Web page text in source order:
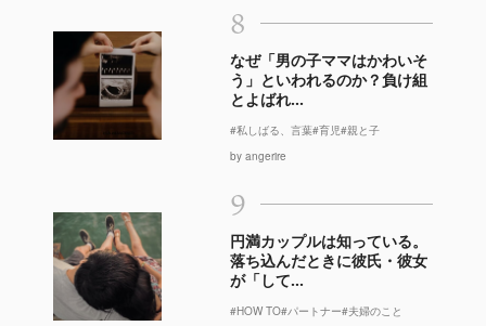
8
なぜ「男の子ママはかわいそ
う」といわれるのか？負け組
とよばれ...
#私しばる、言葉#育児#親と子
by angerire
9
円満カップルは知っている。
落ち込んだときに彼氏・彼女
が「して...
#HOW TO#パートナー#夫婦のこと